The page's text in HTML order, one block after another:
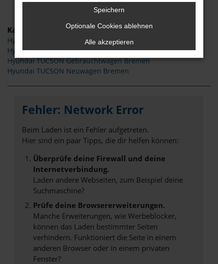
Kategorie
Hyundai TUCSON Tageszulassung Bremen
Hyundai TUCSON Bremen
Hyundai TUCSON Gebrauchtwagen Bremen
Hyundai TUCSON Neuwagen Bremen
Fehler: Network Error
Beim Laden ist ein Fehler aufgetreten.
Hier sind ein paar Tipps, die dir helfen können:
Überprüfe deine Firewall und deine
Internetverbindung.
Laden andere Webseiten, zum Beispiel deine
Suchmaschine?
Prüfe deine Browsererweiterungen.
Manche Erweiterungen, wie Werbeblocker,
können das Laden bestimmter Seiten
verhindern. Funktioniert die Seite in einem
anderen Browser oder in einem privaten
Fenster?
Speichern
Optionale Cookies ablehnen
Alle akzeptieren